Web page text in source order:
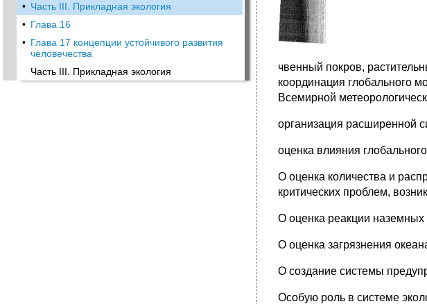
• Часть III. Прикладная экология
• Глава 16
• Глава 17 концепции устойчивого развития
человечества
Часть III. Прикладная экология
чвенный покров,
ко­ординация глобального
Все­мирной
организация расширенной
оценка влияния
О оценка количества и
критических проблем,
О оценка реакции
О оценка загрязнения
О создание системы
Особую роль в системе